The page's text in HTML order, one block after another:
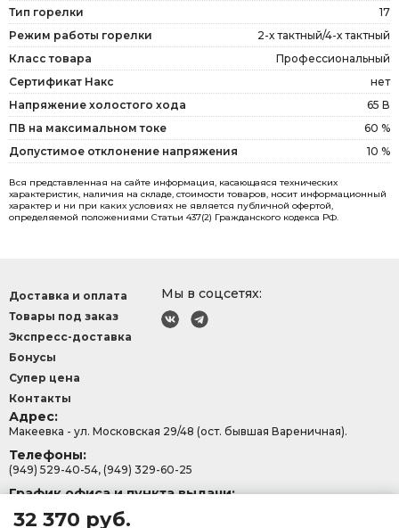
32 370 руб.
Тип горелки
17
Режим работы горелки
2-х тактный/4-х тактный
Класс товара
Профессиональный
Сертификат Накс
нет
Напряжение холостого хода
65 В
ПВ на максимальном токе
60 %
Допустимое отклонение напряжения
10 %
Вся представленная на сайте информация, касающаяся технических
характеристик, наличия на складе, стоимости товаров, носит информационный
характер и ни при каких условиях не является публичной офертой,
определяемой положениями Статьи 437(2) Гражданского кодекса РФ.
Мы в соцсетях:
Доставка и оплата
Товары под заказ
Экспресс-доставка
Бонусы
Супер цена
Контакты
Адрес:
Макеевка - ул. Московская 29/48 (ост. бывшая Вареничная).
Телефоны:
(949) 529-40-54, (949) 329-60-25
График офиса и пункта выдачи: